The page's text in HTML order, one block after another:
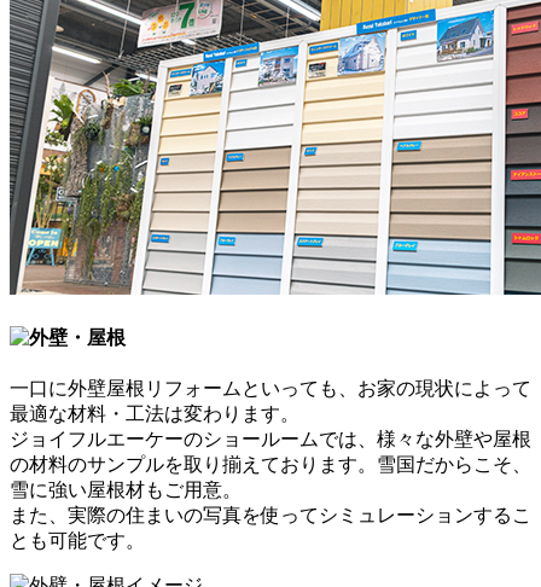
一口に外壁屋根リフォームといっても、お家の現状によって
最適な材料・工法は変わります。
ジョイフルエーケーのショールームでは、 様々な外壁や屋根
の材料のサンプルを取り揃えております。雪国だからこそ、
雪に強い屋根材もご用意。
また、実際の住まいの写真を使って シミュレーションするこ
とも可能です。